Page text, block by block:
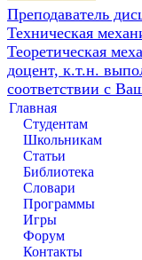
Преподаватель
Техническая
Теоретическая
доцент, к.т.н.
соответствии с
Главная
Студентам
Школьникам
Статьи
Библиотека
Словари
Программы
Игры
Форум
Контакты